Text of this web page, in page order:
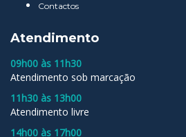
Contactos
Atendimento
09h00 às 11h30
Atendimento sob marcação
11h30 às 13h00
Atendimento livre
14h00 às 17h00